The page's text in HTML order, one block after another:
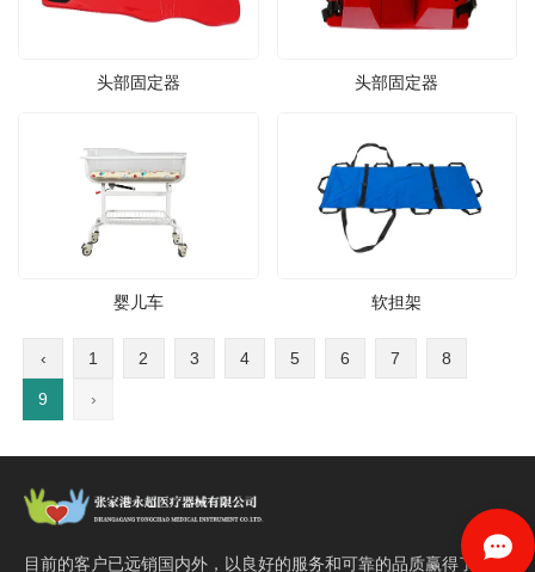
头部固定器 头部固定器
婴儿车 软担架
‹ 1 2 3 4 5 6 7 8
9 ›
目前的客户已远销国内外，以良好的服务和可靠的品质赢得了